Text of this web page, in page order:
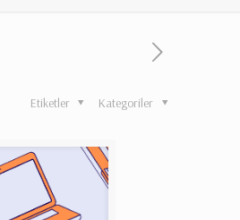
Kategoriler
Etiketler